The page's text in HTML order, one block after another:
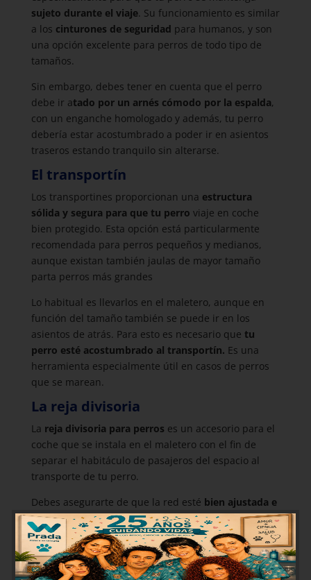
sujeto durante el viaje. Su funcionamiento es similar
a los cinturones de seguridad para humanos, y son
una opción excelente para perros de todo tipo de
tamaños.
Sin embargo, debes tener en cuenta que el perro
debe ir atado por un arnés cómodo por la espalda,
con un enganche homologado y además, tu perro
debería estar acostumbrado a poder ir en asientos
traseros estando tranquilo sin alterarse.
El transportín
Los transportines proporcionan una estructura
sólida y segura para que tu perro viaje en coche
bien protegido. Esta opción está particularmente
recomendada para perros pequeños y medianos,
aunque existan también jaulas de mayor tamaño
parta perros más grandes
Lo habitual es llevarlos en el maletero, aunque en
función del tamaño también se puede ir en los
asientos de atrás. Para esto es necesario que tu
perro esté acostumbrado al transportín. Es una
herramienta especialmente útil en casos de perros
que se marean.
La reja divisoria
La reja divisoria para perros es un accesorio para el
coche que se instala en el maletero con el fin de
separar el habitáculo de pasajeros del espacio al
transporte de tu perro.
Debes asegurarte de que la red esté bien ajustada e
instalada, para evitar así que el perro pueda
traspasarla y provocar un accidente. A la vez permite
que tu perro esté cómodo y tranquilo estando en la
zona de detrás del maletero.